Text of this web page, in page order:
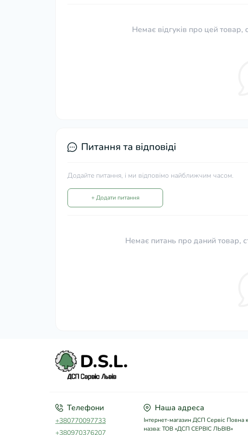
Немає відгуків про цей товар,
Питання та відповіді
Додайте питання, і ми відповімо найближчим часом.
+ Додати питання
Немає питань про даний товар,
Телефони
+380770097733
+380970376207
Наша адреса
Інтернет-магазин ДСП Сервіс Повна
назва: ТОВ «ДСП СЕРВІС ЛЬВІВ»